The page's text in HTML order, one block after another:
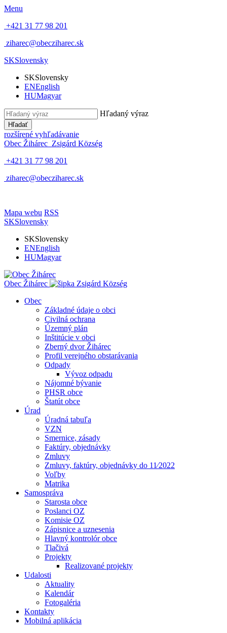
Menu
+421 31 77 98 201
ziharec@obecziharec.sk
SKSlovensky
SKSlovensky
ENEnglish
HUMagyar
Hľadaný výraz
Hľadať
rozšírené vyhľadávanie
Obec Žihárec Zsigárd Község
+421 31 77 98 201
ziharec@obecziharec.sk
Mapa webu RSS
SKSlovensky
SKSlovensky
ENEnglish
HUMagyar
Obec Žihárec
Zsigárd Község
Obec
Základné údaje o obci
Civilná ochrana
Územný plán
Inštitúcie v obci
Zberný dvor Žihárec
Profil verejného obstarávania
Odpady
Vývoz odpadu
Nájomné bývanie
PHSR obce
Štatút obce
Úrad
Úradná tabuľa
VZN
Smernice, zásady
Faktúry, objednávky
Zmluvy
Zmluvy, faktúry, objednávky do 11⁄2022
Voľby
Matrika
Samospráva
Starosta obce
Poslanci OZ
Komisie OZ
Zápisnice a uznesenia
Hlavný kontrolór obce
Tlačivá
Projekty
Realizované projekty
Udalosti
Aktuality
Kalendár
Fotogaléria
Kontakty
Mobilná aplikácia